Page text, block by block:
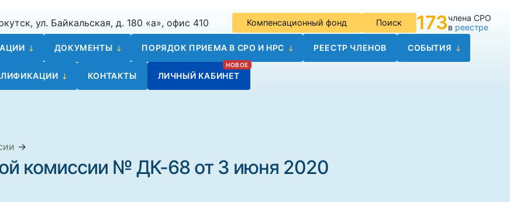
ул. Байкальская, д. 180 «а», офис 410 Компенсационный фонд Поиск 173члена СРО
в реестре
ДОКУМЕНТЫ ПОРЯДОК ПРИЕМА В СРО И НРС РЕЕСТР ЧЛЕНОВ СОБЫТИЯ
КОНТАКТЫ ЛИЧНЫЙ КАБИНЕТ
→
комиссии № ДК-68 от 3 июня 2020